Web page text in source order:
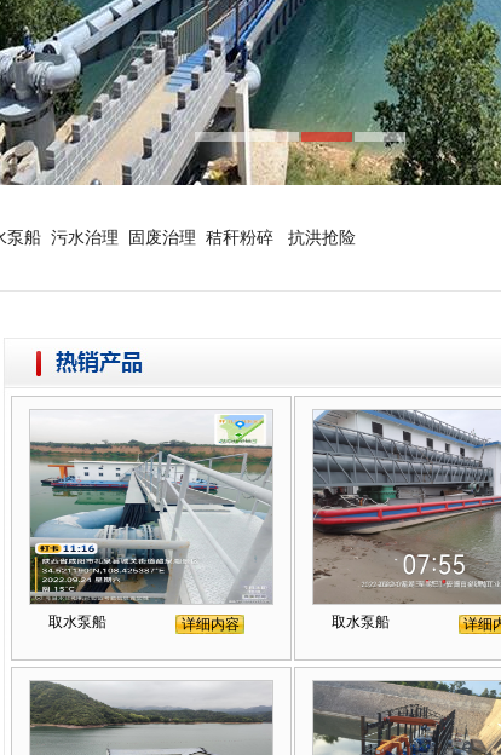
3 4
船 污水治理 固废治理 秸秆粉碎 抗洪抢险
取水泵船 详细内容 取水泵船 详细